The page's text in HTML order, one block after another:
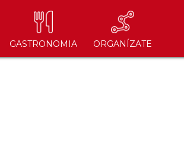
GASTRONOMIA ORGANÍZATE